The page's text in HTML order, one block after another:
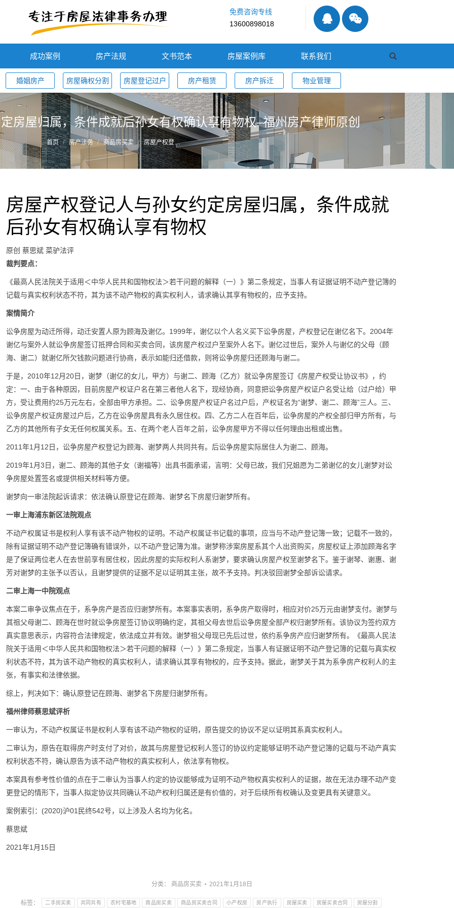
免费咨询专线
13600898018
成功案例 房产法规 文书范本 房屋案例库 联系我们
婚姻房产 房屋确权分割 房屋登记过户 房产租赁 房产拆迁 物业管理
房屋归属，条件成就后孙女有权确认享有物权–福州房产律师原创
首页 房产法务 商品房买卖 房屋产权登…
房屋产权登记人与孙女约定房屋归属，条件成就
后孙女有权确认享有物权
原创 蔡思斌 菜驴法评
裁判要点：
《最高人民法院关于适用＜中华人民共和国物权法＞若干问题的解释（一）》第二条规定，当事人有证据证明不动产登记簿的
记载与真实权利状态不符，其为该不动产物权的真实权利人，请求确认其享有物权的，应予支持。
案情简介
讼争房屋为动迁所得，动迁安置人原为顾海及谢亿。1999年，谢亿以个人名义买下讼争房屋，产权登记在谢亿名下。2004年
谢亿与案外人就讼争房屋签订抵押合同和买卖合同，该房屋产权过户至案外人名下。谢亿过世后，案外人与谢亿的父母（顾
海、谢二）就谢亿所欠钱款问题进行协商，表示如能归还借款，则将讼争房屋归还顾海与谢二。
于是，2010年12月20日，谢梦（谢亿的女儿，甲方）与谢二、顾海（乙方）就讼争房屋签订《房屋产权受让协议书》，约
定：一、由于各种原因，目前房屋产权证户名在第三者他人名下，现经协商，同意把讼争房屋产权证户名受让给（过户给）甲
方，受让费用约25万元左右，全部由甲方承担。二、讼争房屋产权证户名过户后，产权证名为“谢梦、谢二、顾海”三人。三、
讼争房屋产权证房屋过户后，乙方在讼争房屋具有永久居住权。四、乙方二人在百年后，讼争房屋的产权全部归甲方所有，与
乙方的其他所有子女无任何权属关系。五、在两个老人百年之前，讼争房屋甲方不得以任何理由出租或出售。
2011年1月12日，讼争房屋产权登记为顾海、谢梦两人共同共有。后讼争房屋实际居住人为谢二、顾海。
2019年1月3日，谢二、顾海的其他子女（谢福等）出具书面承诺，言明：父母已故，我们兄姐愿为二弟谢亿的女儿谢梦对讼
争房屋处置签名或提供相关材料等方便。
谢梦向一审法院起诉请求：依法确认原登记在顾海、谢梦名下房屋归谢梦所有。
一审上海浦东新区法院观点
不动产权属证书是权利人享有该不动产物权的证明。不动产权属证书记载的事项，应当与不动产登记簿一致；记载不一致的，
除有证据证明不动产登记簿确有错误外，以不动产登记簿为准。谢梦称涉案房屋系其个人出资购买，房屋权证上添加顾海名字
是了保证两位老人在去世前享有居住权，因此房屋的实际权利人系谢梦，要求确认房屋产权至谢梦名下。鉴于谢琴、谢惠、谢
芳对谢梦的主张予以否认，且谢梦提供的证据不足以证明其主张，故不予支持。判决驳回谢梦全部诉讼请求。
二审上海一中院观点
本案二审争议焦点在于，系争房产是否应归谢梦所有。本案事实表明，系争房产取得时，相应对价25万元由谢梦支付。谢梦与
其祖父母谢二、顾海在世时就讼争房屋签订协议明确约定，其祖父母去世后讼争房屋全部产权归谢梦所有。该协议为签约双方
真实意思表示，内容符合法律规定，依法成立并有效。谢梦祖父母现已先后过世，依约系争房产应归谢梦所有。《最高人民法
院关于适用＜中华人民共和国物权法＞若干问题的解释（一）》第二条规定，当事人有证据证明不动产登记簿的记载与真实权
利状态不符，其为该不动产物权的真实权利人，请求确认其享有物权的，应予支持。据此，谢梦关于其为系争房产权利人的主
张，有事实和法律依据。
综上，判决如下：确认原登记在顾海、谢梦名下房屋归谢梦所有。
福州律师蔡思斌评析
一审认为，不动产权属证书是权利人享有该不动产物权的证明，原告提交的协议不足以证明其系真实权利人。
二审认为，原告在取得房产时支付了对价，故其与房屋登记权利人签订的协议约定能够证明不动产登记簿的记载与不动产真实
权利状态不符，确认原告为该不动产物权的真实权利人，依法享有物权。
本案具有参考性价值的点在于二审认为当事人约定的协议能够成为证明不动产物权真实权利人的证据，故在无法办理不动产变
更登记的情形下，当事人拟定协议共同确认不动产权利归属还是有价值的，对于后续所有权确认及变更具有关键意义。
案例索引：(2020)沪01民终542号，以上涉及人名均为化名。
蔡思斌
2021年1月15日
分类： 商品房买卖 2021年1月18日
标签： 二手房买卖 共同共有 农村宅基地 商品房买卖 商品房买卖合同 小产权房 房产执行 房屋买卖 房屋买卖合同 房屋分割